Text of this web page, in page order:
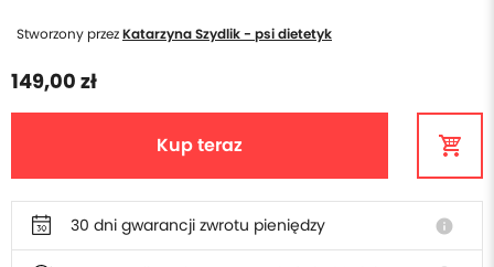
Stworzony przezKatarzyna Szydlik - psi dietetyk
149,00 zł
Kup teraz
30 dni gwarancji zwrotu pieniędzy info